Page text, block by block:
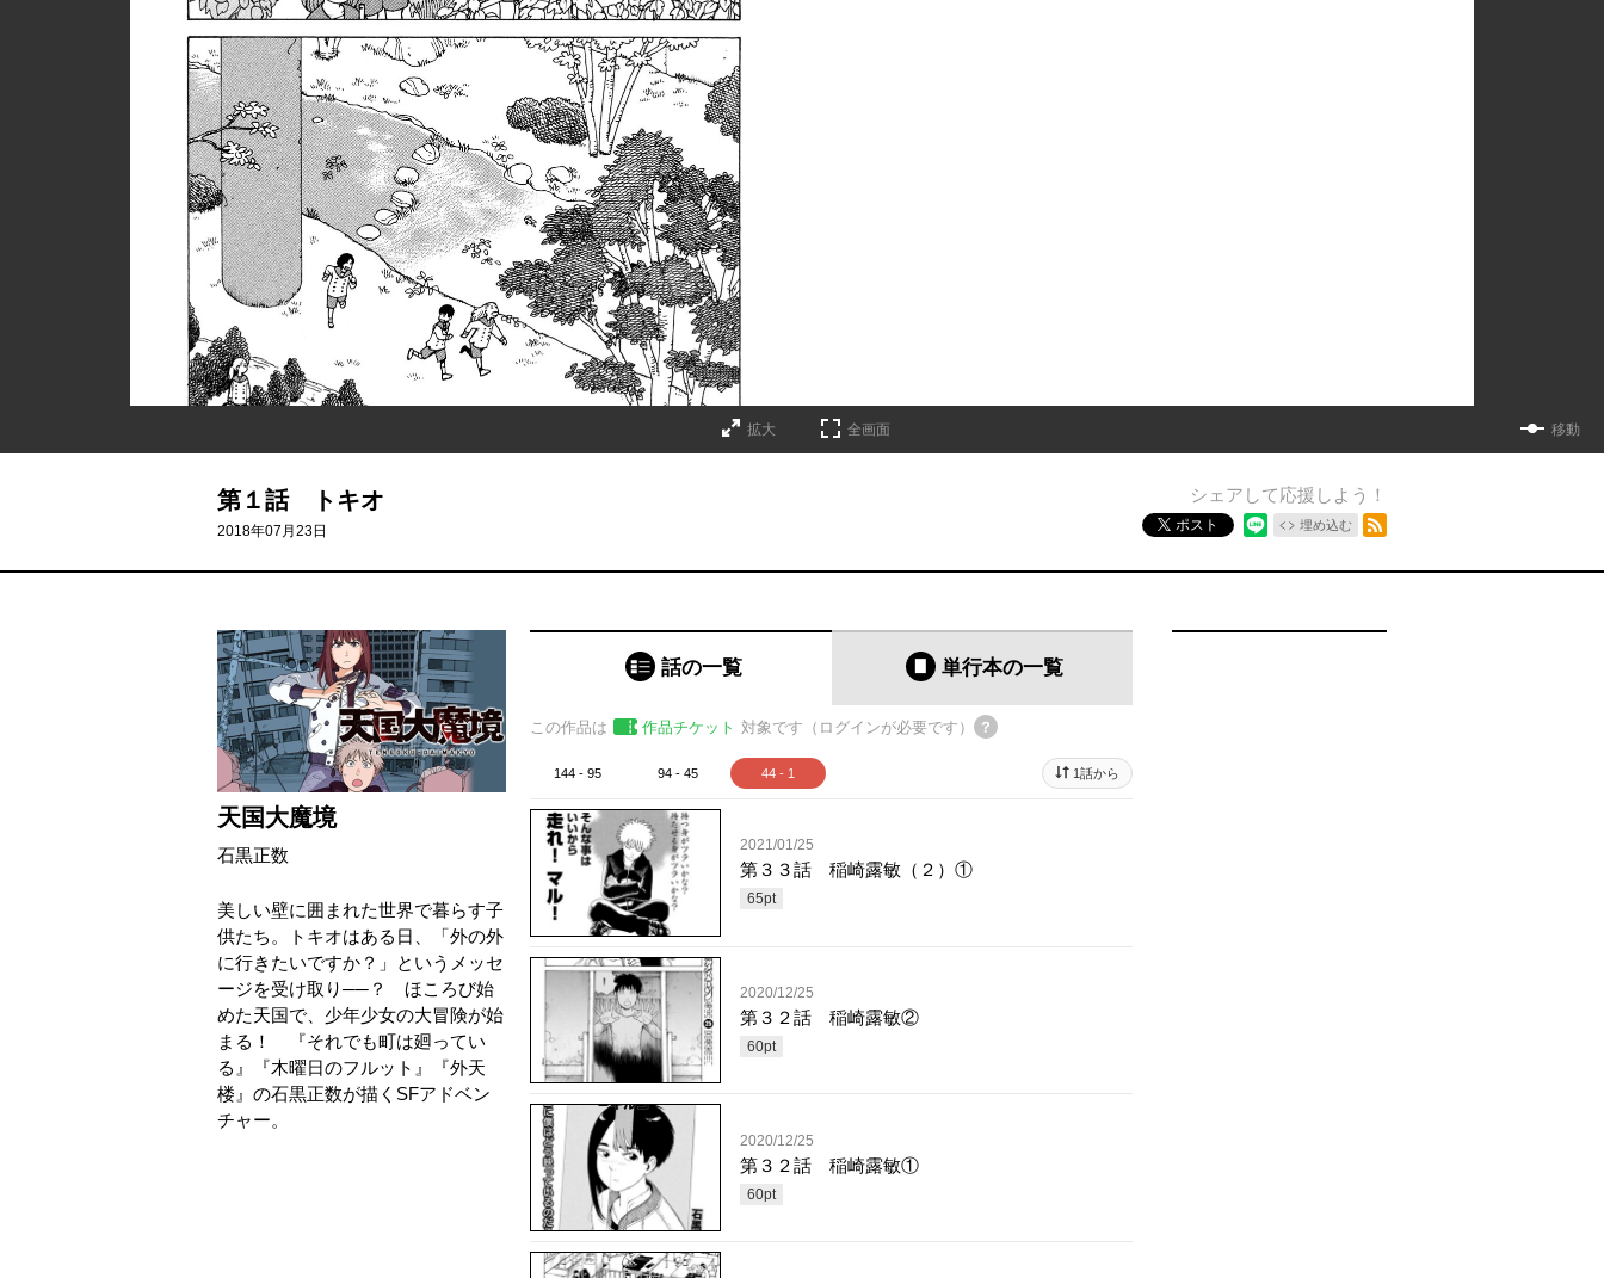
拡大 全画面 移動
第１話 トキオ
2018年07月23日
シェアして応援しよう！
ポスト 埋め込む
天国大魔境
石黒正数
美しい壁に囲まれた世界で暮らす子
供たち。トキオはある日、「外の外
に行きたいですか？」というメッセ
ージを受け取り──？ ほころび始
めた天国で、少年少女の大冒険が始
まる！ 『それでも町は廻ってい
る』『木曜日のフルット』『外天
楼』の石黒正数が描くSFアドベン
チャー。
話の一覧 単行本の一覧
この作品は 作品チケット 対象です（ログインが必要です）
144 - 95 94 - 45 44 - 1 1話から
2021/01/25
第３３話 稲崎露敏（２）①
65pt
2020/12/25
第３２話 稲崎露敏②
60pt
2020/12/25
第３２話 稲崎露敏①
60pt